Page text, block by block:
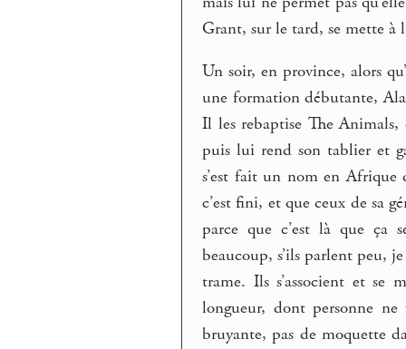
Grant, sur le tard, se mette à
Un soir, en province, alors
une formation débutante,
Il les rebaptise The
puis lui rend son tablier et
s’est fait un nom en Afrique
c’est fini, et que ceux de sa
parce que c’est là que ça
beaucoup, s’ils parlent peu,
trame. Ils s’associent et
longueur, dont personne
bruyante, pas de moquette